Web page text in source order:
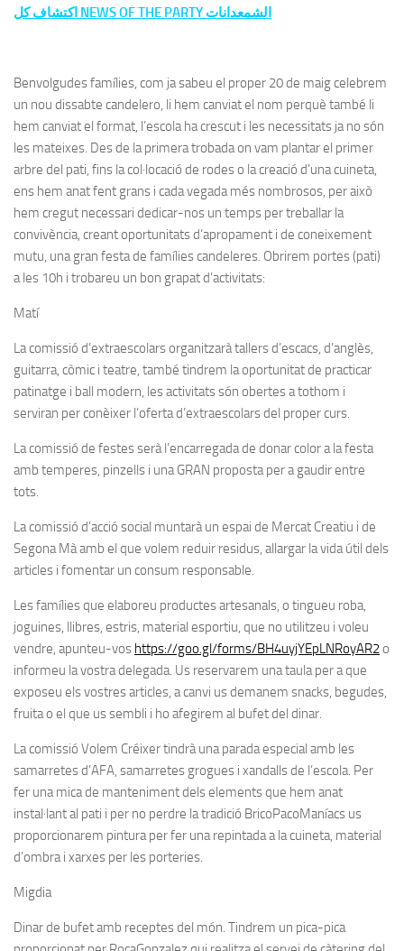
اكتشاف كل NEWS OF THE PARTY الشمعدانات
Benvolgudes famílies, com ja sabeu el proper 20 de maig celebrem
un nou dissabte candelero, li hem canviat el nom perquè també li
hem canviat el format, l’escola ha crescut i les necessitats ja no són
les mateixes. Des de la primera trobada on vam plantar el primer
arbre del pati, fins la col·locació de rodes o la creació d’una cuineta,
ens hem anat fent grans i cada vegada més nombrosos, per això
hem cregut necessari dedicar-nos un temps per treballar la
convivència, creant oportunitats d’apropament i de coneixement
mutu, una gran festa de famílies candeleres. Obrirem portes (pati)
a les 10h i trobareu un bon grapat d’activitats:
Matí
La comissió d’extraescolars organitzarà tallers d’escacs, d’anglès,
guitarra, còmic i teatre, també tindrem la oportunitat de practicar
patinatge i ball modern, les activitats són obertes a tothom i
serviran per conèixer l’oferta d’extraescolars del proper curs.
La comissió de festes serà l’encarregada de donar color a la festa
amb temperes, pinzells i una GRAN proposta per a gaudir entre
tots.
La comissió d’acció social muntarà un espai de Mercat Creatiu i de
Segona Mà amb el que volem reduir residus, allargar la vida útil dels
articles i fomentar un consum responsable.
Les famílies que elaboreu productes artesanals, o tingueu roba,
joguines, llibres, estris, material esportiu, que no utilitzeu i voleu
vendre, apunteu-vos https://goo.gl/forms/BH4uyjYEpLNRoyAR2o
informeu la vostra delegada. Us reservarem una taula per a que
exposeu els vostres articles, a canvi us demanem snacks, begudes,
fruita o el que us sembli i ho afegirem al bufet del dinar.
La comissió Volem Créixer tindrà una parada especial amb les
samarretes d’AFA, samarretes grogues i xandalls de l’escola. Per
fer una mica de manteniment dels elements que hem anat
instal·lant al pati i per no perdre la tradició BricoPacoManíacs us
proporcionarem pintura per fer una repintada a la cuineta, material
d’ombra i xarxes per les porteries.
Migdia
Dinar de bufet amb receptes del món. Tindrem un pica-pica